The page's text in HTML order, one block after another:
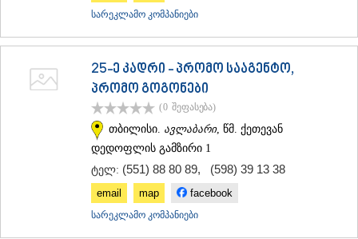
ᲡᲐᲛᲔᲒᲠᲔᲚᲝ/ᲖᲔᲛᲝ ᲡᲕᲐᲜᲔᲗᲘ
ᲖᲣᲒᲓᲘᲓᲘ
ᲛᲐᲠᲢᲕᲘᲚᲘ
სარეკლამო კომპანიები
25-ე კადრი - პრომო სააგენტო,
პრომო გოგონები
(0 შეფასება)
თბილისი. ავლაბარი, წმ. ქეთევან
დედოფლის გამზირი 1
ტელ: (551) 88 80 89, (598) 39 13 38
email map facebook
სარეკლამო კომპანიები